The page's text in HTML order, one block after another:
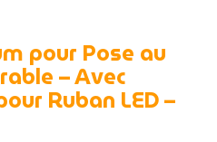
pour Pose au
– Avec
Ruban LED –